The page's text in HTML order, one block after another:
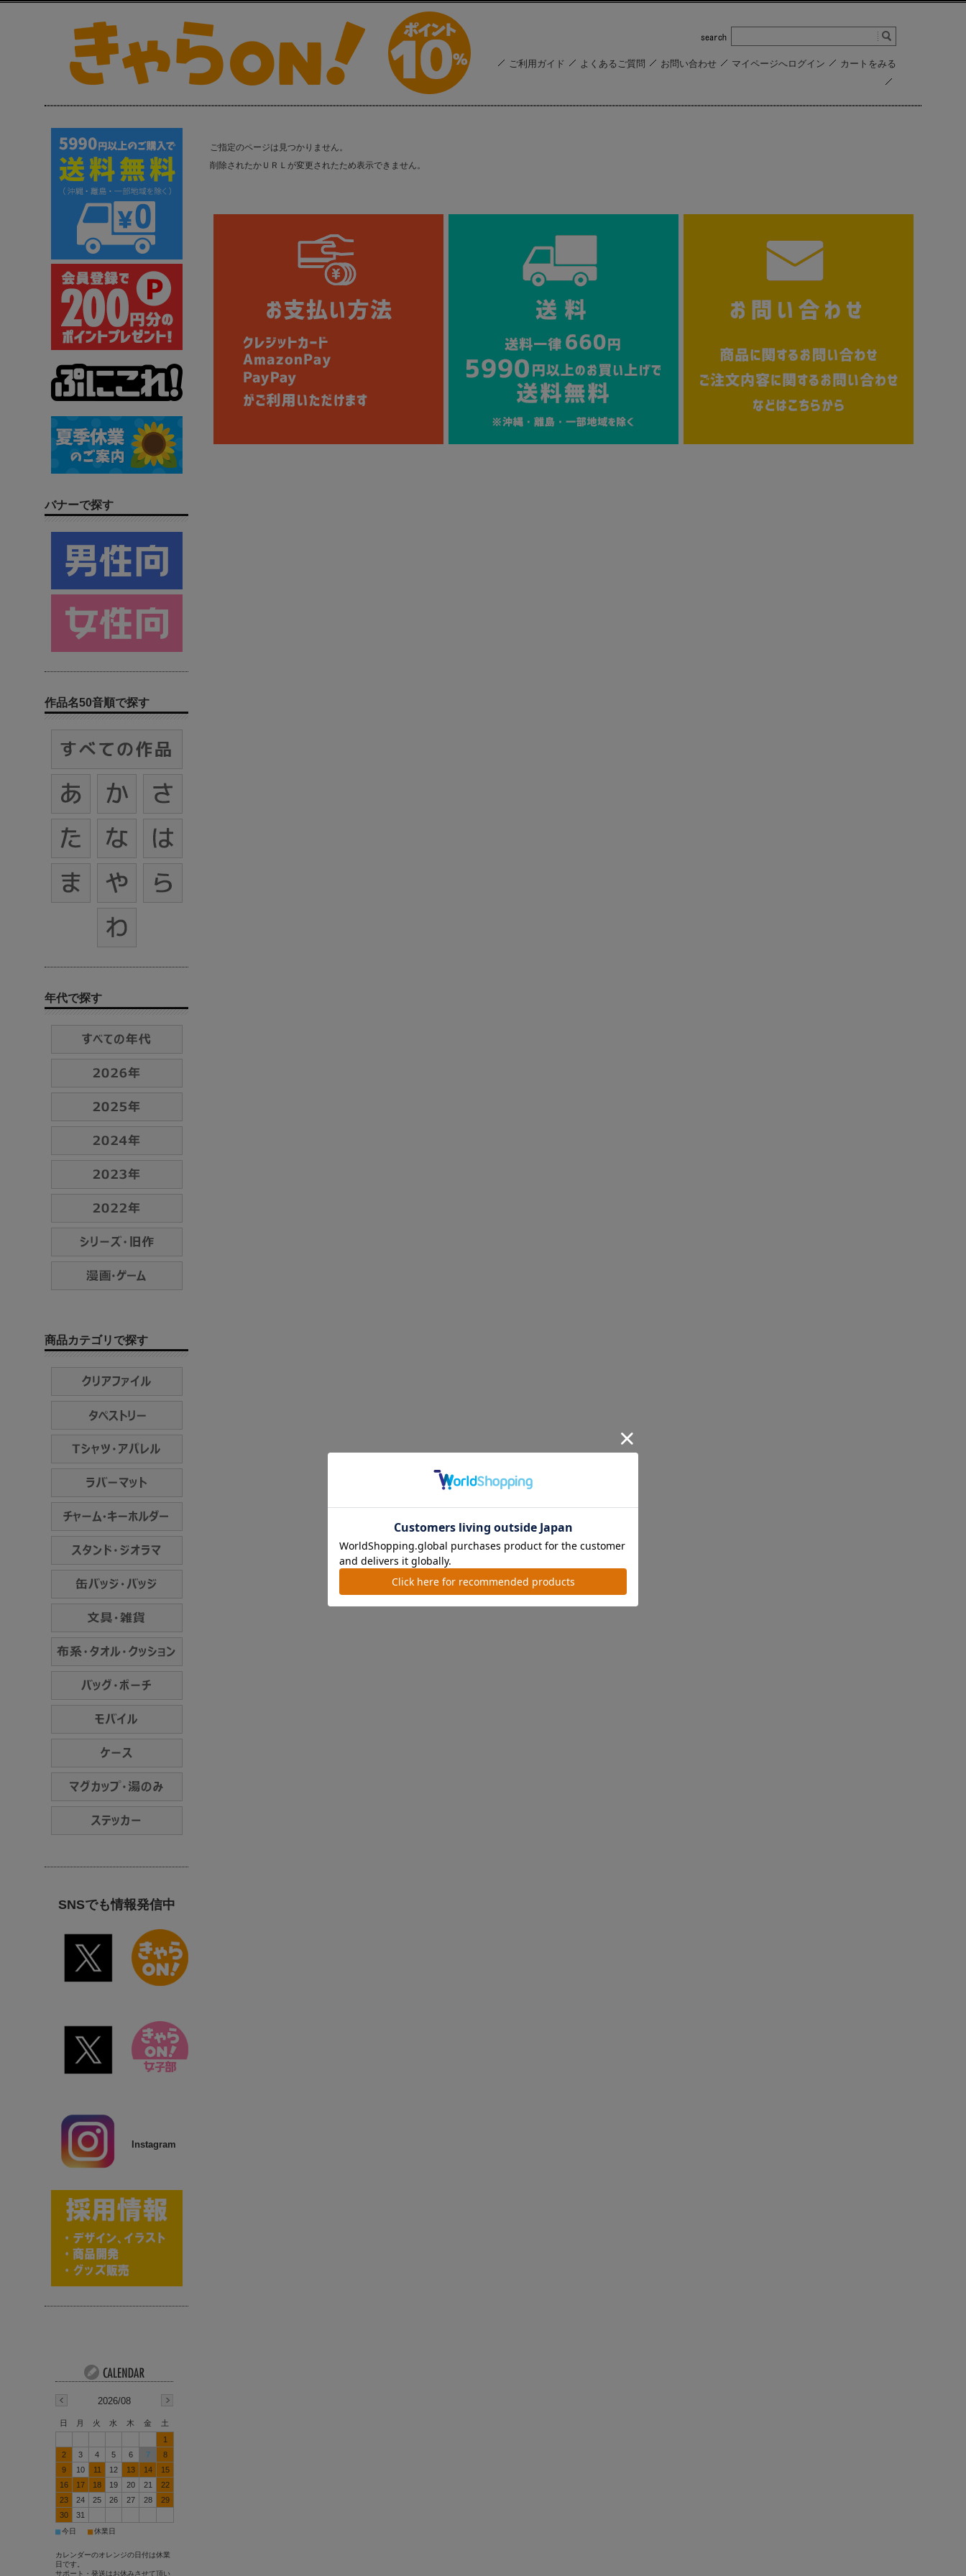
ご利用ガイド よくあるご質問 お問い合わせ マイページへログイン カートをみる
ご指定のページは見つかりません。
削除されたかＵＲＬが変更されたため表示できません。
バナーで探す
作品名50音順で探す
年代で探す
商品カテゴリで探す
SNSでも情報発信中
Instagram
2026/08
日 月 火 水 木 金
土
1
2
3 4 5 6 7
8
9
10 11 12 13 14
15
16
17 18 19 20 21
22
23
24 25 26 27 28
29
30
31
■今日 ■休業日
カレンダーのオレンジの日付は休業
日です。
サポート・発送はお休みさせて頂い